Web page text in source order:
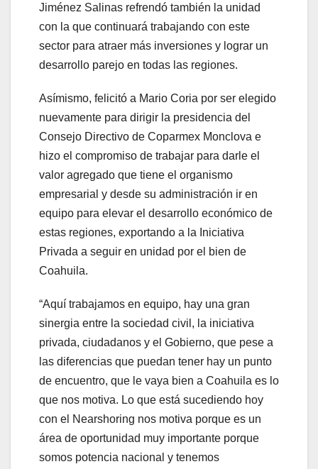
Jiménez Salinas refrendó también la unidad
con la que continuará trabajando con este
sector para atraer más inversiones y lograr un
desarrollo parejo en todas las regiones.
Asímismo, felicitó a Mario Coria por ser elegido
nuevamente para dirigir la presidencia del
Consejo Directivo de Coparmex Monclova e
hizo el compromiso de trabajar para darle el
valor agregado que tiene el organismo
empresarial y desde su administración ir en
equipo para elevar el desarrollo económico de
estas regiones, exportando a la Iniciativa
Privada a seguir en unidad por el bien de
Coahuila.
“Aquí trabajamos en equipo, hay una gran
sinergia entre la sociedad civil, la iniciativa
privada, ciudadanos y el Gobierno, que pese a
las diferencias que puedan tener hay un punto
de encuentro, que le vaya bien a Coahuila es lo
que nos motiva. Lo que está sucediendo hoy
con el Nearshoring nos motiva porque es un
área de oportunidad muy importante porque
somos potencia nacional y tenemos